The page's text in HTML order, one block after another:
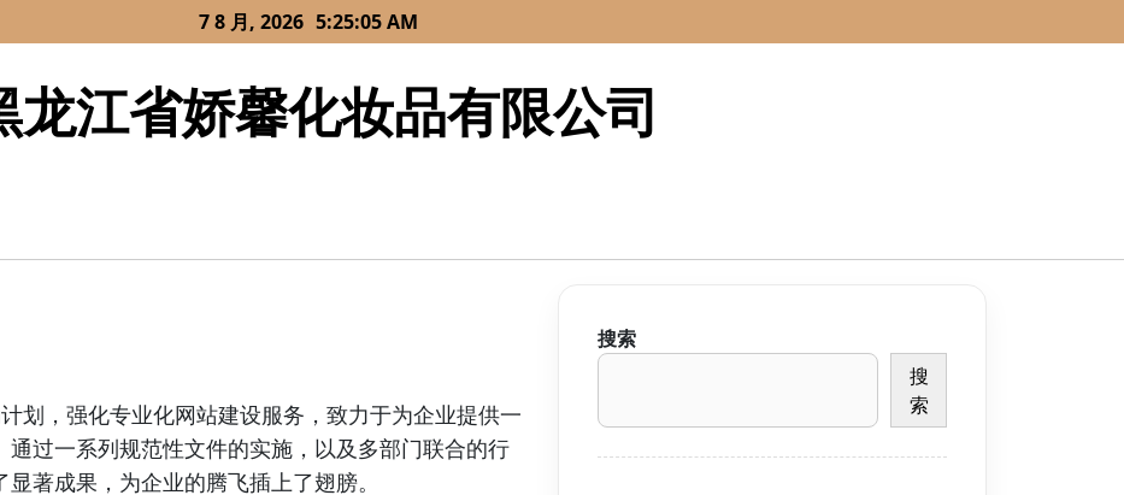
7 8 月, 2026 5:25:05 AM
龙江省娇馨化妆品有限公司
划，强化专业化网站建设服务，致力于为企业提供一
过一系列规范性文件的实施，以及多部门联合的行
著成果，为企业的腾飞插上了翅膀。
搜索
搜
索